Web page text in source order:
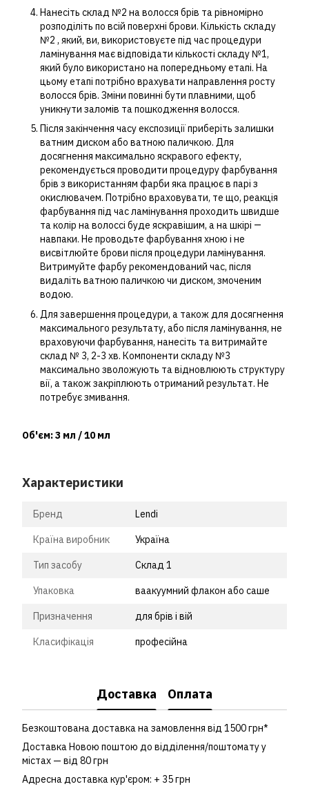
Нанесіть склад №2 на волосся брів та рівномірно
розподіліть по всій поверхні брови. Кількість складу
№2 , який, ви, використовуєте під час процедури
ламінування має відповідати кількості складу №1,
який було використано на попередньому етапі. На
цьому етапі потрібно врахувати направлення росту
волосся брів. Зміни повинні бути плавними, щоб
уникнути заломів та пошкодження волосся.
Після закінчення часу експозиції приберіть залишки
ватним диском або ватною паличкою. Для
досягнення максимально яскравого ефекту,
рекомендується проводити процедуру фарбування
брів з використанням фарби яка працює в парі з
окислювачем. Потрібно враховувати, те що, реакція
фарбування під час ламінування проходить швидше
та колір на волоссі буде яскравішим, а на шкірі ―
навпаки. Не проводьте фарбування хною і не
висвітлюйте брови після процедури ламінування.
Витримуйте фарбу рекомендований час, після
видаліть ватною паличкою чи диском, змоченим
водою.
Для завершення процедури, а також для досягнення
максимального результату, або після ламінування, не
враховуючи фарбування, нанесіть та витримайте
склад № 3, 2-3 хв. Компоненти складу №3
максимально зволожують та відновлюють структуру
вії, а також закріплюють отриманий результат. Не
потребує змивання.
Об'єм: 3 мл / 10 мл
Характеристики
Бренд Lendi
Країна виробник Україна
Тип засобу Склад 1
Упаковка ваакуумний флакон або саше
Призначення для брів і вій
Класифікація професійна
Доставка Оплата
Безкоштована доставка на замовлення від 1500 грн*
Доставка Новою поштою до відділення/поштомату у
містах — від 80 грн
Адресна доставка кур'єром: + 35 грн